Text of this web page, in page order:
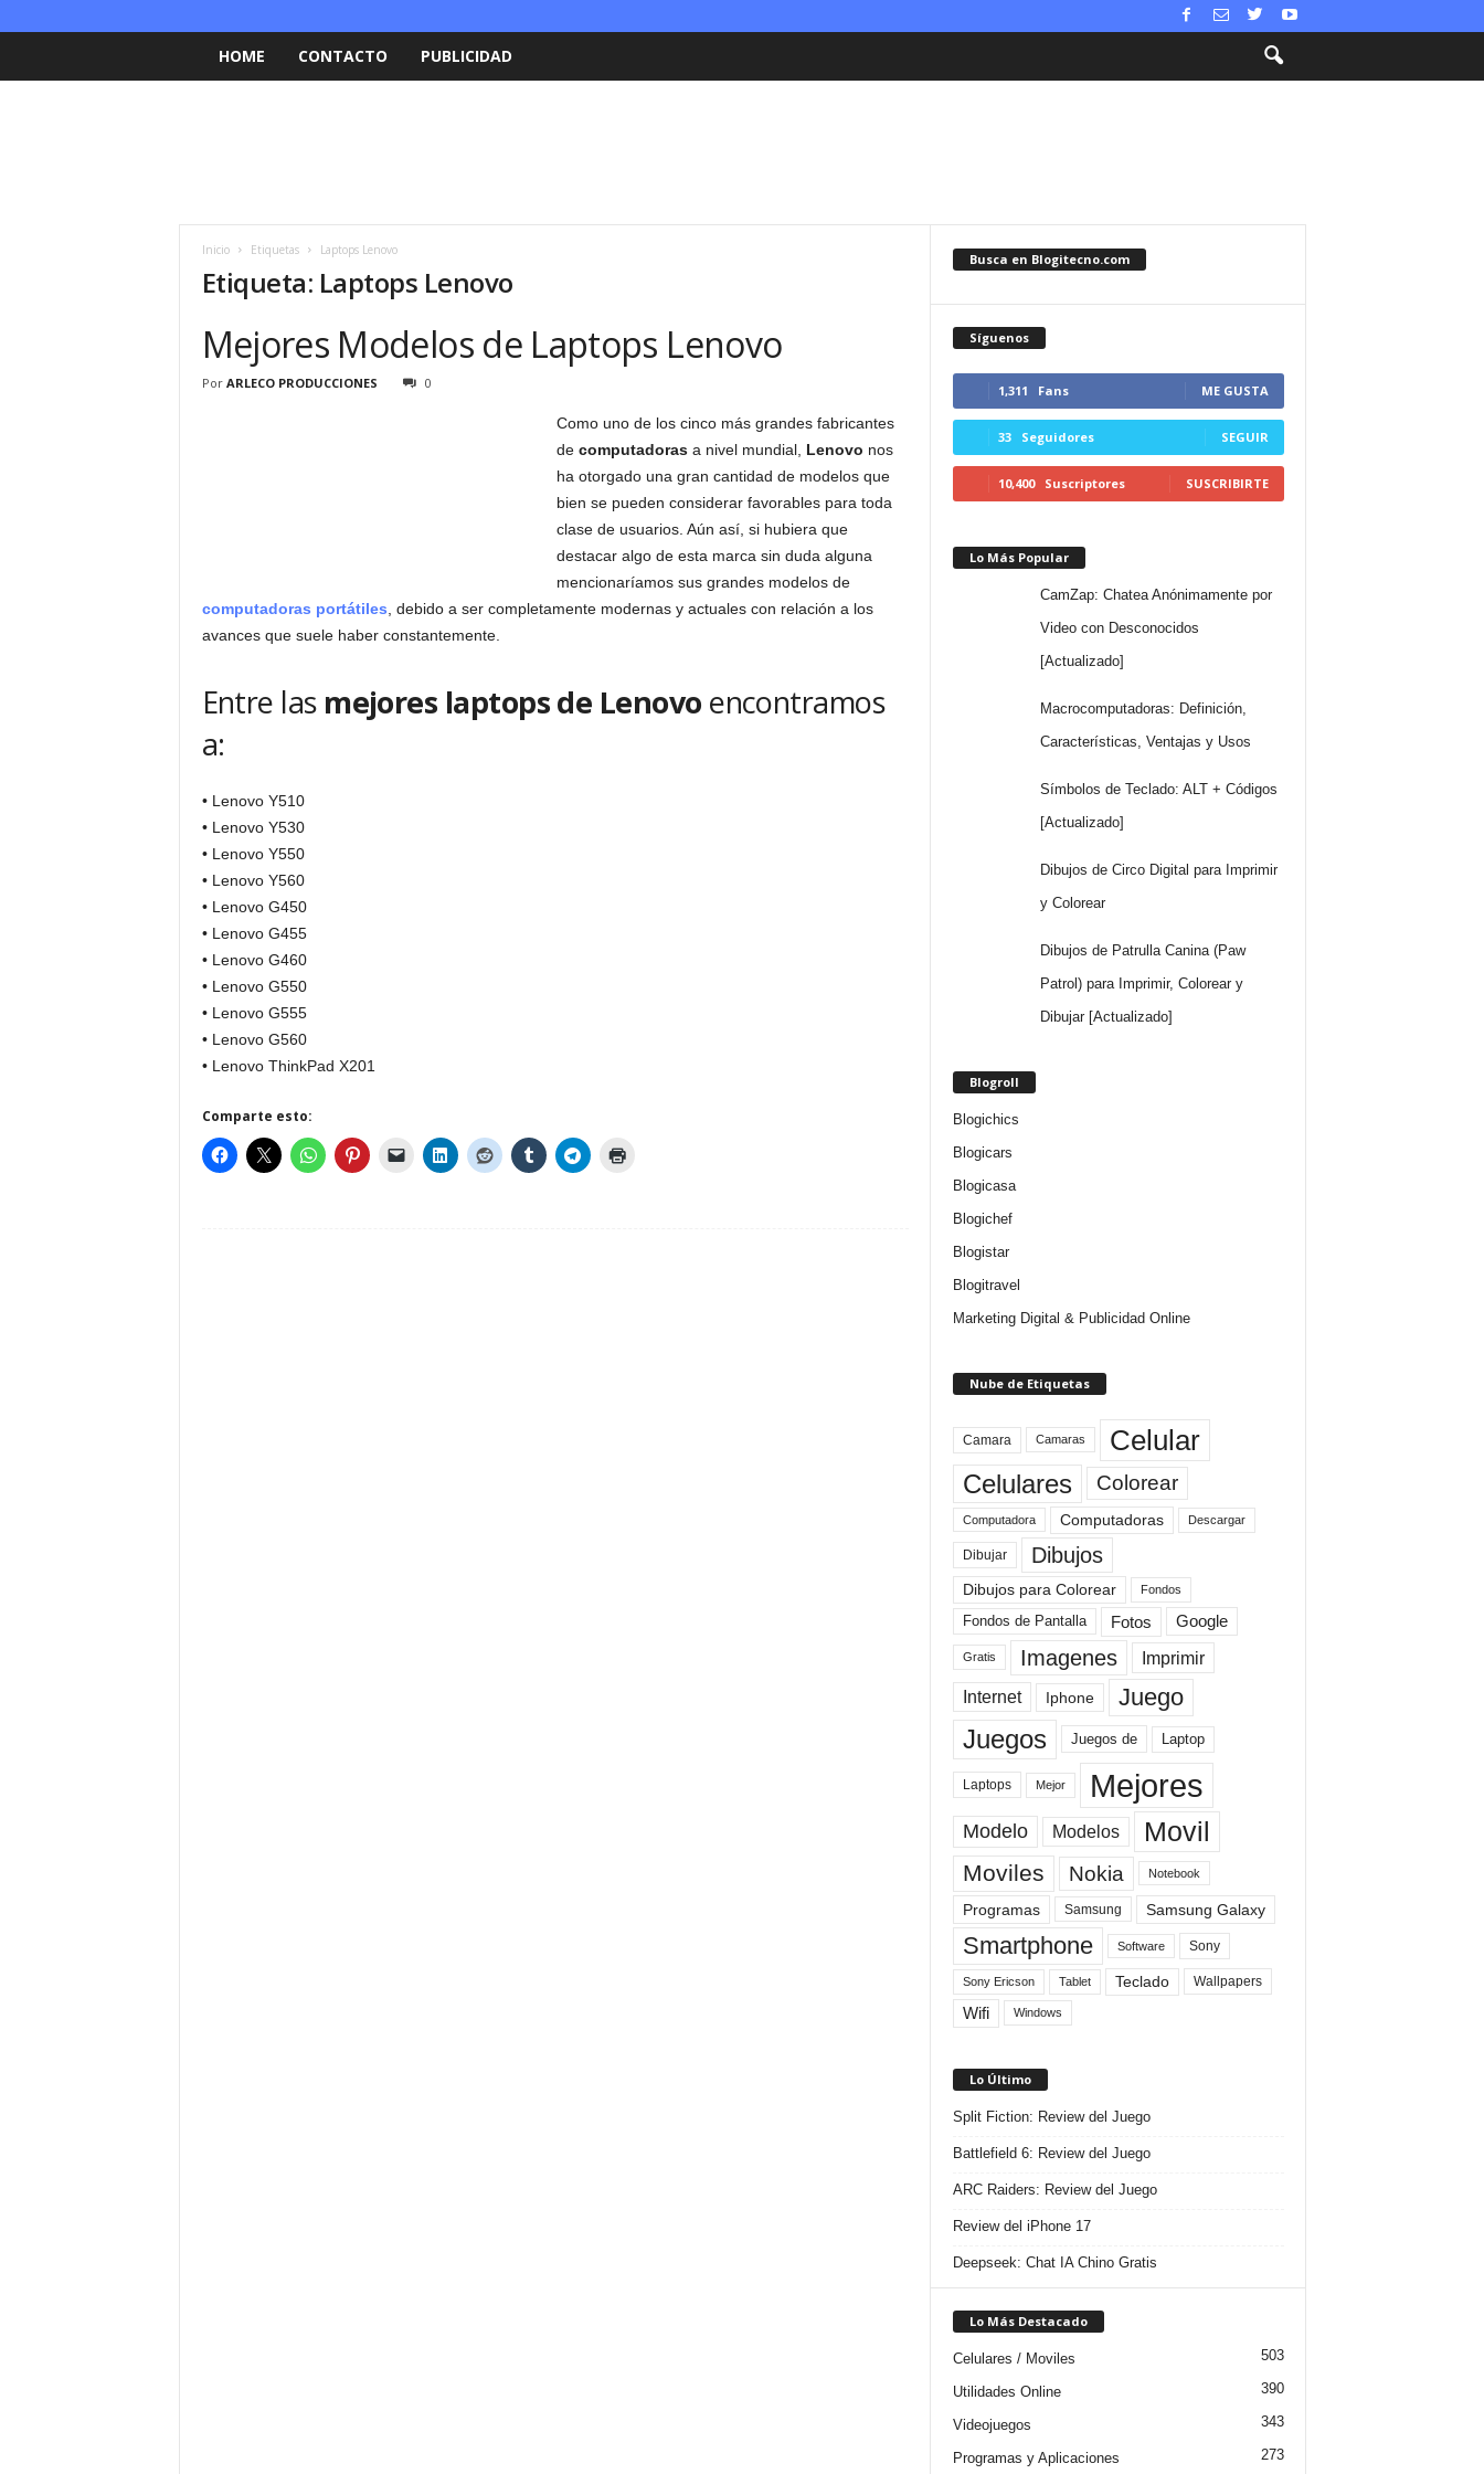
HOME CONTACTO PUBLICIDAD
Inicio Etiquetas Laptops Lenovo
Etiqueta: Laptops Lenovo
Mejores Modelos de Laptops Lenovo
Por ARLECO PRODUCCIONES 0
Como uno de los cinco más grandes fabricantes
de computadorasa nivel mundial, Lenovo nos
ha otorgado una gran cantidad de modelos que
bien se pueden considerar favorables para toda
clase de usuarios. Aún así, si hubiera que
destacar algo de esta marca sin duda alguna
mencionaríamos sus grandes modelos de
computadoras portátiles , debido a ser completamente modernas y actuales con relación a los
avances que suele haber constantemente.
Entre las mejores laptops de Lenovo encontramos
a:
• Lenovo Y510
• Lenovo Y530
• Lenovo Y550
• Lenovo Y560
• Lenovo G450
• Lenovo G455
• Lenovo G460
• Lenovo G550
• Lenovo G555
• Lenovo G560
• Lenovo ThinkPad X201
Comparte esto:
Busca en Blogitecno.com
Síguenos
1,311 Fans ME GUSTA
33 Seguidores SEGUIR
10,400 Suscriptores SUSCRIBIRTE
Lo Más Popular
CamZap: Chatea Anónimamente por
Video con Desconocidos
[Actualizado]
Macrocomputadoras: Definición,
Características, Ventajas y Usos
Símbolos de Teclado: ALT + Códigos
[Actualizado]
Dibujos de Circo Digital para Imprimir
y Colorear
Dibujos de Patrulla Canina (Paw
Patrol) para Imprimir, Colorear y
Dibujar [Actualizado]
Blogroll
Blogichics
Blogicars
Blogicasa
Blogichef
Blogistar
Blogitravel
Marketing Digital & Publicidad Online
Nube de Etiquetas
Camara Camaras Celular
Celulares Colorear
Computadora Computadoras Descargar
Dibujar Dibujos
Dibujos para Colorear Fondos
Fondos de Pantalla Fotos Google
Gratis Imagenes Imprimir
Internet Iphone Juego
Juegos Juegos de Laptop
Laptops Mejor Mejores
Modelo Modelos Movil
Moviles Nokia Notebook
Programas Samsung Samsung Galaxy
Smartphone Software Sony
Sony Ericson Tablet Teclado Wallpapers
Wifi Windows
Lo Último
Split Fiction: Review del Juego
Battlefield 6: Review del Juego
ARC Raiders: Review del Juego
Review del iPhone 17
Deepseek: Chat IA Chino Gratis
Lo Más Destacado
Celulares / Moviles 503
Utilidades Online 390
Videojuegos 343
Programas y Aplicaciones 273